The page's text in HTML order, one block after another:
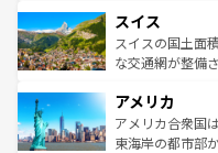
れる地方に足を
きる
を参照してほし
は、お酒好きな人に
ドイツ情報はコ
リアごとに異な
ティー、ビール
戦など、本場だ
ンツ一覧を参照
スイス
スイスの国土面
な交通網が整備
の建物がそのま
博物館もあり、
ことができる。
アメリカ
アメリカ合衆国
東海岸の都市部